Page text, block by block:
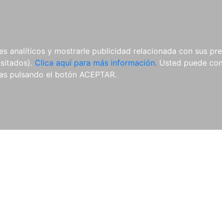
analíticos y mostrarle publicidad relacionada con sus
Clica aquí para más información. Usted puede
pulsando el botón ACEPTAR.
REVISTAS
CDS Y
DVDS
MATERIAL
COMPLEMENTARIO